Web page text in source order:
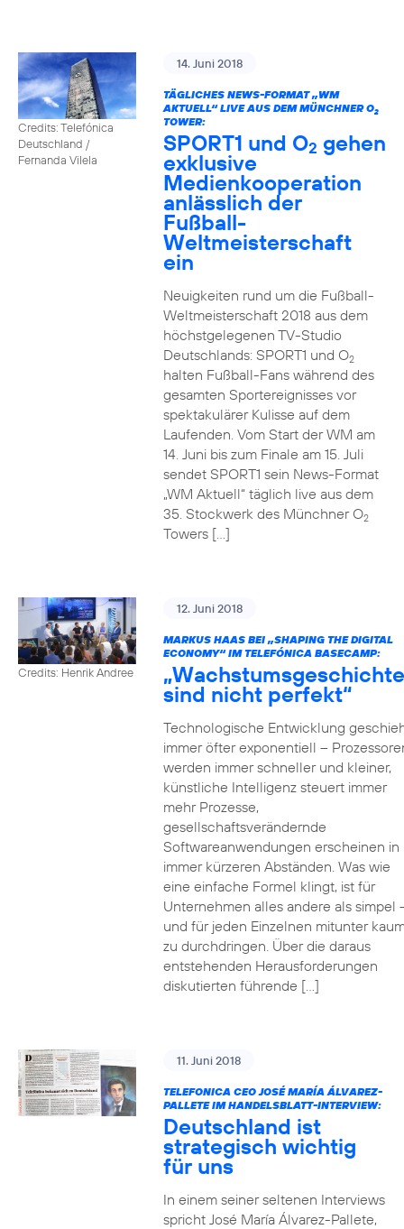
Credits: Telefónica
Deutschland /
Fernanda Vilela
14. Juni 2018
TÄGLICHES NEWS-FORMAT „WM
AKTUELL“ LIVE AUS DEM MÜNCHNER O2
TOWER:
SPORT1 und O2 gehen
exklusive
Medienkooperation
anlässlich der
Fußball-
Weltmeisterschaft
ein
Neuigkeiten rund um die Fußball-
Weltmeisterschaft 2018 aus dem
höchstgelegenen TV-Studio
Deutschlands: SPORT1 und O2
halten Fußball-Fans während des
gesamten Sportereignisses vor
spektakulärer Kulisse auf dem
Laufenden. Vom Start der WM am
14. Juni bis zum Finale am 15. Juli
sendet SPORT1 sein News-Format
„WM Aktuell“ täglich live aus dem
35. Stockwerk des Münchner O2
Towers […]
Credits: Henrik Andree
12. Juni 2018
MARKUS HAAS BEI „SHAPING THE DIGITAL
ECONOMY“ IM TELEFÓNICA BASECAMP:
sind nicht perfekt“
Technologische Entwicklung
immer öfter exponentiell –
werden immer schneller und kleiner,
künstliche Intelligenz steuert immer
mehr Prozesse,
gesellschaftsverändernde
Softwareanwendungen erscheinen in
immer kürzeren Abständen. Was wie
eine einfache Formel klingt, ist für
Unternehmen alles andere als simpel
und für jeden Einzelnen mitunter
zu durchdringen. Über die daraus
entstehenden Herausforderungen
diskutierten führende […]
11. Juni 2018
TELEFONICA CEO JOSÉ MARÍA ÁLVAREZ-
PALLETE IM HANDELSBLATT-INTERVIEW:
Deutschland ist
strategisch wichtig
für uns
In einem seiner seltenen Interviews
spricht José María Álvarez-Pallete,